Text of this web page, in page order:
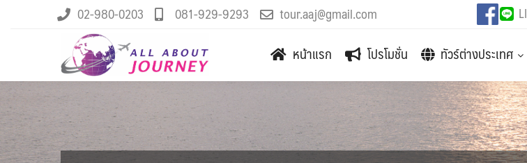
02-980-0203 081-929-9293 tour.aaj@gmail.com
หน้าแรก โปรโมชั่น ทัวร์ต่างประเทศ